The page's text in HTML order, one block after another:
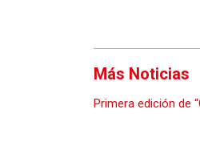
Más Noticias
Primera edición de